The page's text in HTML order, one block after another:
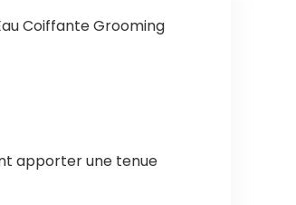
Coiffante Grooming
apporter une tenue